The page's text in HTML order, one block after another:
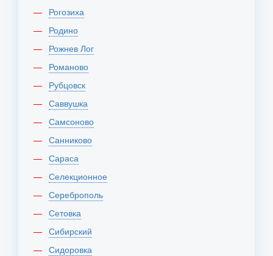
Рогозиха
Родино
Рожнев Лог
Романово
Рубцовск
Саввушка
Самсоново
Санниково
Сараса
Селекционное
Сереброполь
Сетовка
Сибирский
Сидоровка